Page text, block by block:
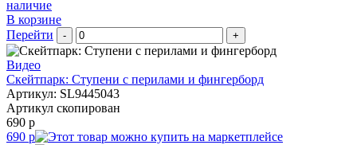
наличие
В корзине
Перейти
- +
Видео
Cкейтпарк: Ступени с перилами и фингерборд
Артикул: SL9445043
Артикул скопирован
690 р
690 р